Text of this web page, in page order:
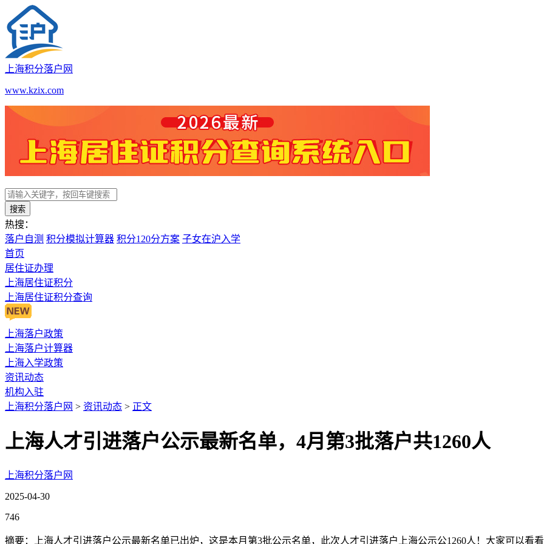
上海积分落户网
www.kzix.com
搜索
热搜：
落户自测 积分模拟计算器 积分120分方案 子女在沪入学
首页
居住证办理
上海居住证积分
上海居住证积分查询
上海落户政策
上海落户计算器
上海入学政策
资讯动态
机构入驻
上海积分落户网 > 资讯动态 > 正文
上海人才引进落户公示最新名单，4月第3批落户共1260人
上海积分落户网
2025-04-30
746
摘要：上海人才引进落户公示最新名单已出炉，这是本月第3批公示名单，此次人才引进落户上海公示公1260人！大家可以看